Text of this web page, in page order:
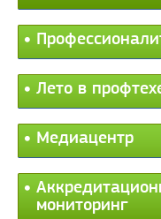
Лето в
Медиацентр
мониторинг